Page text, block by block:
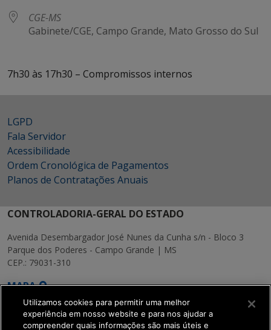
CGE-MS
Gabinete/CGE, Campo Grande, Mato Grosso do Sul
7h30 às 17h30 – Compromissos internos
LGPD
Fala Servidor
Acessibilidade
Ordem Cronológica de Pagamentos
Planos de Contratações Anuais
CONTROLADORIA-GERAL DO ESTADO
Avenida Desembargador José Nunes da Cunha s/n - Bloco 3
Parque dos Poderes - Campo Grande | MS
CEP.: 79031-310
MAPA
Utilizamos cookies para permitir uma melhor
experiência em nosso website e para nos ajudar a
compreender quais informações são mais úteis e